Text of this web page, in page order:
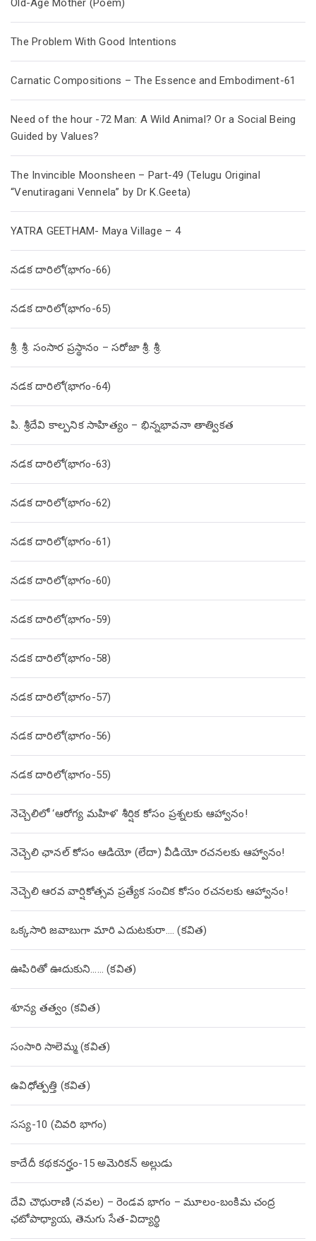
Old-Age Mother (Poem)
The Problem With Good Intentions
Carnatic Compositions – The Essence and Embodiment-61
Need of the hour -72 Man: A Wild Animal? Or a Social Being
Guided by Values?
The Invincible Moonsheen – Part-49 (Telugu Original
“Venutiragani Vennela” by Dr K.Geeta)
YATRA GEETHAM- Maya Village – 4
నడక దారిలో(భాగం-66)
నడక దారిలో(భాగం-65)
శ్రీ. శ్రీ. సంసార ప్రస్థానం – సరోజా శ్రీ. శ్రీ.
నడక దారిలో(భాగం-64)
పి. శ్రీదేవి కాల్పనిక సాహిత్యం – భిన్నభావనా తాత్వికత
నడక దారిలో(భాగం-63)
నడక దారిలో(భాగం-62)
నడక దారిలో(భాగం-61)
నడక దారిలో(భాగం-60)
నడక దారిలో(భాగం-59)
నడక దారిలో(భాగం-58)
నడక దారిలో(భాగం-57)
నడక దారిలో(భాగం-56)
నడక దారిలో(భాగం-55)
నెచ్చెలిలో ‘ఆరోగ్య మహిళ’ శీర్షిక కోసం ప్రశ్నలకు ఆహ్వానం!
నెచ్చెలి ఛానల్ కోసం ఆడియో (లేదా) వీడియో రచనలకు ఆహ్వానం!
నెచ్చెలి ఆరవ వార్షికోత్సవ ప్రత్యేక సంచిక కోసం రచనలకు ఆహ్వానం!
ఒక్కసారి జవాబుగా మారి ఎదుటకురా…. (కవిత)
ఊపిరితో ఊదుకుని…… (కవిత)
శూన్య తత్వం (కవిత)
సంసారి సాలెమ్మ (కవిత)
ఉవిధోత్పత్తి (కవిత)
సస్య-10 (చివరి భాగం)
కాదేదీ కథకనర్హం-15 అమెరికన్ అల్లుడు
దేవి చౌధురాణి (నవల) – రెండవ భాగం – మూలం-బంకిమ చంద్ర
ఛటోపాధ్యాయ, తెనుగు సేత-విద్యార్థి